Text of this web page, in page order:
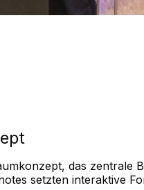
das zentrale
setzten interaktive